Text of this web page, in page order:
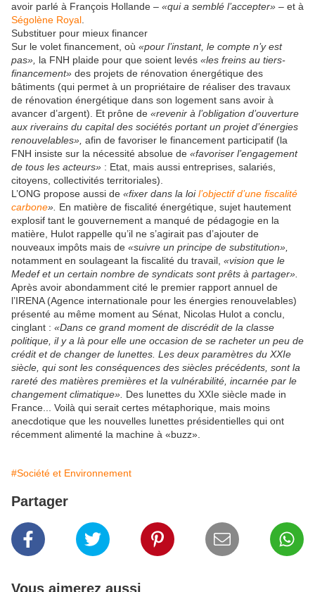
avoir parlé à François Hollande – «qui a semblé l’accepter» – et à
Ségolène Royal
Substituer pour mieux financer
Sur le volet financement, où «pour l’instant, le compte n’y est
pas», la FNH plaide pour que soient levés «les freins au tiers-
financement» des projets de rénovation énergétique des
bâtiments (qui permet à un propriétaire de réaliser des travaux
de rénovation énergétique dans son logement sans avoir à
avancer d’argent). Et prône de «revenir à l’obligation d’ouverture
aux riverains du capital des sociétés portant un projet d’énergies
renouvelables», afin de favoriser le financement participatif (la
FNH insiste sur la nécessité absolue de «favoriser l’engagement
de tous les acteurs» : Etat, mais aussi entreprises, salariés,
citoyens, collectivités territoriales).
L’ONG propose aussi de «fixer dans la loil’objectif d’une fiscalité
carbone». En matière de fiscalité énergétique, sujet hautement
explosif tant le gouvernement a manqué de pédagogie en la
matière, Hulot rappelle qu’il ne s’agirait pas d’ajouter de
nouveaux impôts mais de «suivre un principe de substitution»,
notamment en soulageant la fiscalité du travail, «vision que le
Medef et un certain nombre de syndicats sont prêts à partager».
Après avoir abondamment cité le premier rapport annuel de
l’IRENA (Agence internationale pour les énergies renouvelables)
présenté au même moment au Sénat, Nicolas Hulot a conclu,
cinglant : «Dans ce grand moment de discrédit de la classe
politique, il y a là pour elle une occasion de se racheter un peu de
crédit et de changer de lunettes. Les deux paramètres du XXIe
siècle, qui sont les conséquences des siècles précédents, sont la
rareté des matières premières et la vulnérabilité, incarnée par le
changement climatique». Des lunettes du XXIe siècle made in
France... Voilà qui serait certes métaphorique, mais moins
anecdotique que les nouvelles lunettes présidentielles qui ont
récemment alimenté la machine à «buzz».
#Société et Environnement
Partager
Vous aimerez aussi